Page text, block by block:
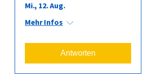
Mi., 12. Aug.
Mehr Infos
Antworten